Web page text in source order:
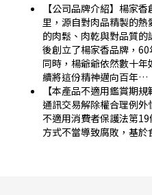
【公司品牌介紹】楊家
里，源自對肉品精製的
的肉鬆、肉乾與對品質
後創立了楊家香品牌，
同時，楊爺爺依然數十
續將這份精神邁向百年…
【本產品不適用鑑賞期
通訊交易解除權合理例外
不適用消費者保護法第
方式不當導致腐敗，基於